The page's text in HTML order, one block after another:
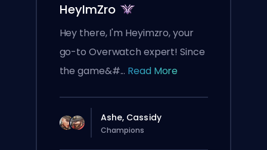
HeyImZro
Hey there, I'm Heyimzro, your
go-to Overwatch expert! Since
the game&#... Read More
Ashe, Cassidy
Champions